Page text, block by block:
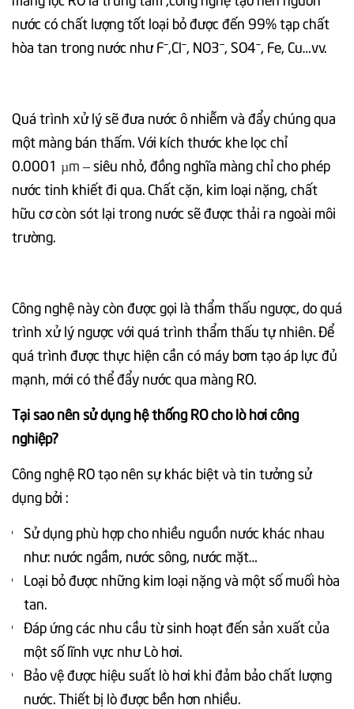
nước có chất lượng tốt loại bỏ được đến 99% tạp chất
hòa tan trong nước như Fˉ,Clˉ, NO3ˉ, SO4ˉ, Fe, Cu…vv.
Quá trình xử lý sẽ đưa nước ô nhiễm và đẩy chúng qua
một màng bán thấm. Với kích thước khe lọc chỉ
0.0001 µm– siêu nhỏ, đồng nghĩa màng chỉ cho phép
nước tinh khiết đi qua. Chất cặn, kim loại nặng, chất
hữu cơ còn sót lại trong nước sẽ được thải ra ngoài môi
trường.
Công nghệ này còn được gọi là thẩm thấu ngược, do quá
trình xử lý ngược với quá trình thẩm thấu tự nhiên. Để
quá trình được thực hiện cần có máy bơm tạo áp lực đủ
mạnh, mới có thể đẩy nước qua màng RO.
Tại sao nên sử dụng hệ thống RO cho lò hơi công
nghiệp?
Công nghệ RO tạo nên sự khác biệt và tin tưởng sử
dụng bởi :
Sử dụng phù hợp cho nhiều nguồn nước khác nhau
như: nước ngầm, nước sông, nước mặt…
Loại bỏ được những kim loại nặng và một số muối hòa
tan.
Đáp ứng các nhu cầu từ sinh hoạt đến sản xuất của
một số lĩnh vực như Lò hơi.
Bảo vệ được hiệu suất lò hơi khi đảm bảo chất lượng
nước. Thiết bị lò được bền hơn nhiều.